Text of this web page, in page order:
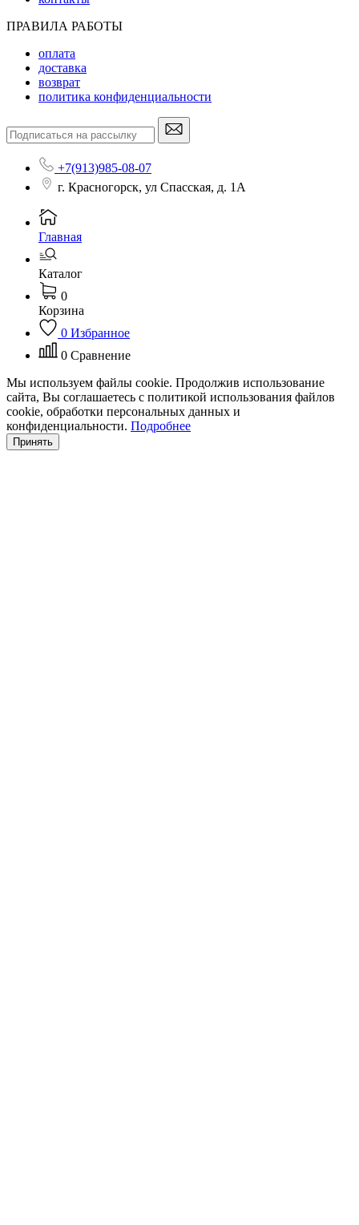
ПРАВИЛА РАБОТЫ
оплата
доставка
возврат
политика конфиденциальности
+7(913)985-08-07
г. Красногорск, ул Спасская, д. 1А
Главная
Каталог
0
Корзина
0 Избранное
0 Сравнение
Мы используем файлы cookie. Продолжив использование
сайта, Вы соглашаетесь с политикой использования файлов
cookie, обработки персональных данных и
конфиденциальности. Подробнее
Принять